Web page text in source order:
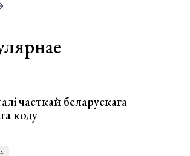
часткай беларускага
коду